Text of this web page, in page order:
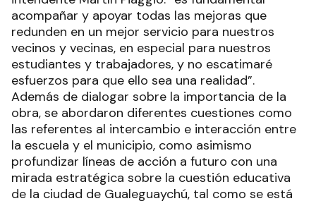
acompañar y apoyar todas las mejoras que
redunden en un mejor servicio para nuestros
vecinos y vecinas, en especial para nuestros
estudiantes y trabajadores, y no escatimaré
esfuerzos para que ello sea una realidad”.
Además de dialogar sobre la importancia de la
obra, se abordaron diferentes cuestiones como
las referentes al intercambio e interacción entre
la escuela y el municipio, como asimismo
profundizar líneas de acción a futuro con una
mirada estratégica sobre la cuestión educativa
de la ciudad de Gualeguaychú, tal como se está